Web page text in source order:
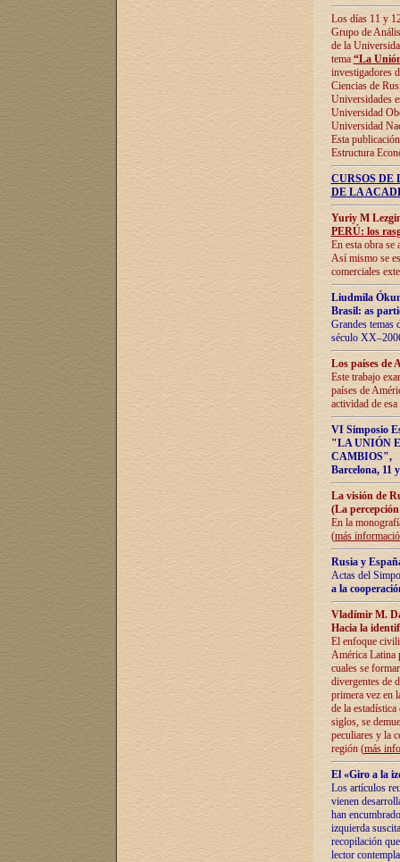
Los días 11 y
Grupo de
de la
tema “La
investigadores
Ciencias de
Universidades
Universidad
Universidad
Esta
Estructura
CURSOS
DE LA
Yuriy M
PERÚ: los
En esta obra se
Así mismo se
comerciales
Liudmila
Brasil: as
Grandes temas
século
Los países de
Este trabajo
países de
actividad de
VI Simposio
"LA UNIÓN
CAMBIOS",
Barcelona, 11
La visión de
(La
En la
(más
Rusia y
Actas del
a la
Vladímir M.
Hacia la
El enfoque
América Latina
cuales se
divergentes de
primera vez en
de la
siglos, se
peculiares y la
región (más
El «Giro a la
Los artículos
vienen
han
izquierda
recopilación
lector